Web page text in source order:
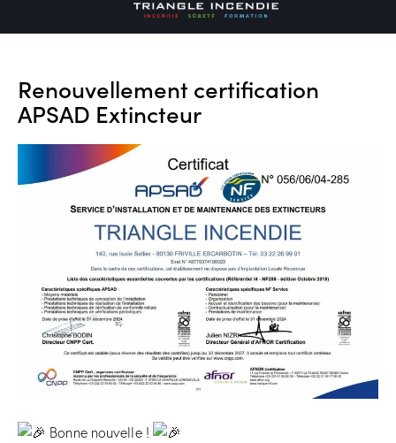
Renouvellement certification
APSAD Extincteur
Bonne nouvelle !